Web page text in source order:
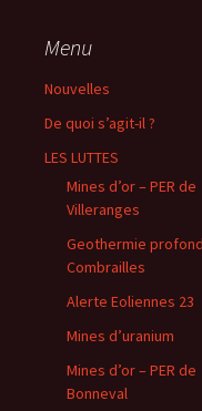
Menu
Nouvelles
De quoi s’agit-il ?
LES LUTTES
Mines d’or – PER de
Villeranges
Geothermie
Combrailles
Alerte Eoliennes 23
Mines d’uranium
Mines d’or – PER de
Bonneval